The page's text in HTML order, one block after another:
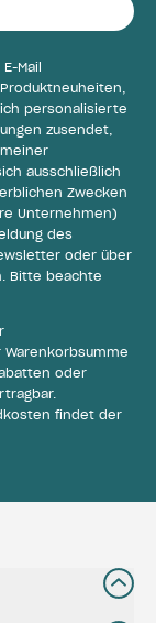
Mail
personalisierte
zusendet,
ausschließlich
Zwecken
Unternehmen)
des
oder über
Bitte beachte
Warenkorbsumme
oder
findet der